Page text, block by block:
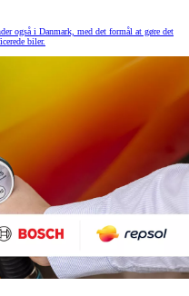
også i Danmark, med det formål at gøre det
biler.